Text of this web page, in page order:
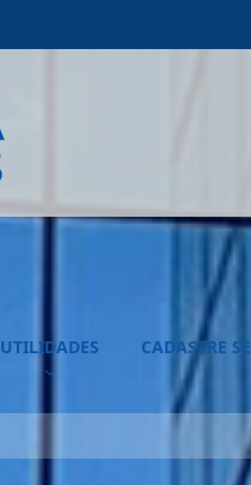
UTILIDADES CADASTRE